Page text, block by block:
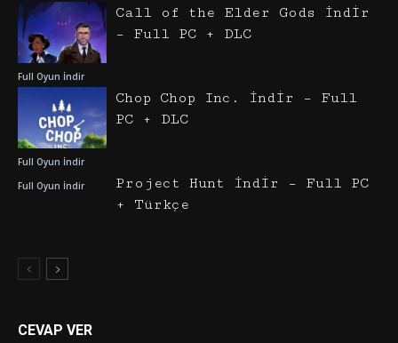
Full Oyun İndir
Call of the Elder Gods İndir
– Full PC + DLC
Full Oyun İndir
Chop Chop Inc. İndir – Full
PC + DLC
Full Oyun İndir
Project Hunt İndir – Full PC
+ Türkçe
CEVAP VER